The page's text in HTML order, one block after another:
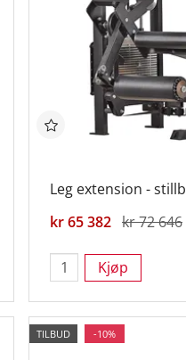
Leg extension -
kr 65 382 kr 72 646
Kjøp
TILBUD -10%